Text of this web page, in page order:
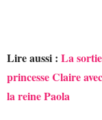
Lire aussi : La
princesse Claire
la reine Paola